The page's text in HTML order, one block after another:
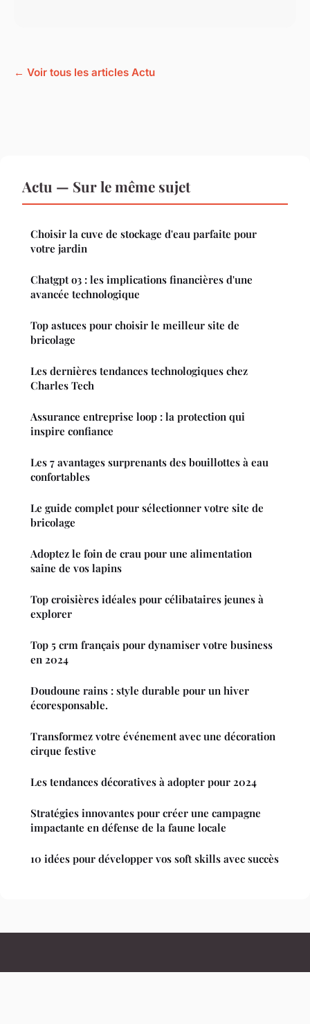
← Voir tous les articles Actu
Actu — Sur le même sujet
Choisir la cuve de stockage d'eau parfaite pour
votre jardin
Chatgpt o3 : les implications financières d'une
avancée technologique
Top astuces pour choisir le meilleur site de
bricolage
Les dernières tendances technologiques chez
Charles Tech
Assurance entreprise loop : la protection qui
inspire confiance
Les 7 avantages surprenants des bouillottes à eau
confortables
Le guide complet pour sélectionner votre site de
bricolage
Adoptez le foin de crau pour une alimentation
saine de vos lapins
Top croisières idéales pour célibataires jeunes à
explorer
Top 5 crm français pour dynamiser votre business
en 2024
Doudoune rains : style durable pour un hiver
écoresponsable.
Transformez votre événement avec une décoration
cirque festive
Les tendances décoratives à adopter pour 2024
Stratégies innovantes pour créer une campagne
impactante en défense de la faune locale
10 idées pour développer vos soft skills avec succès
Leuropedescitoyens